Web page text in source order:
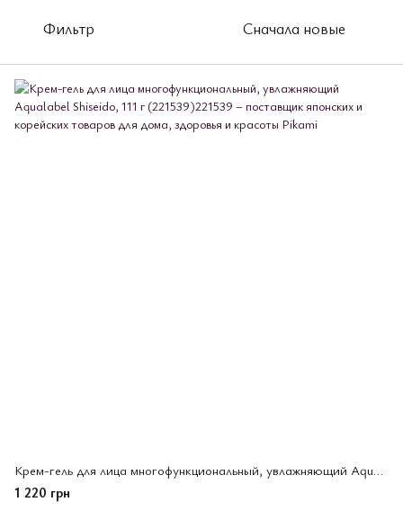
Фильтр Сначала новые
Крем-гель для лица многофункциональный, увлажняющий Aqualabel Shiseido, 111 г (221539)
1 220 грн